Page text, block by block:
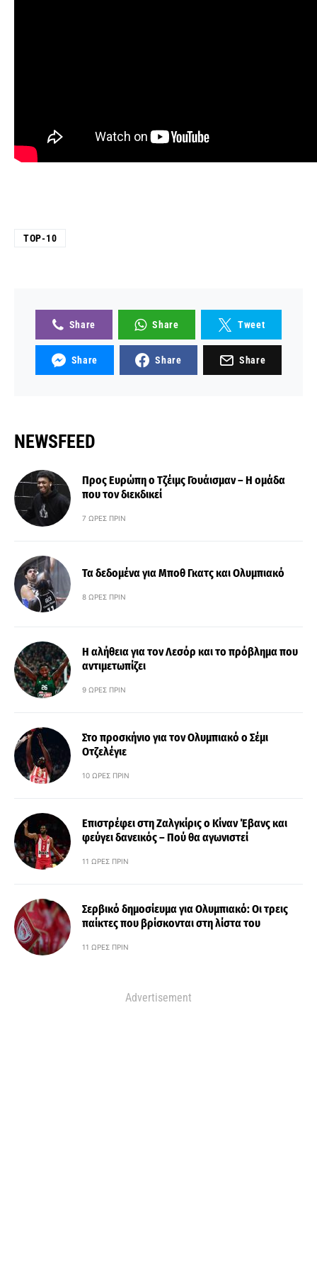
TOP-10
Share Share Tweet
Share Share Share
NEWSFEED
Προς Ευρώπη ο Τζέιμς Γουάισμαν – Η ομάδα
που τον διεκδικεί
7 ΏΡΕΣ ΠΡΙΝ
Τα δεδομένα για Μποθ Γκατς και Ολυμπιακό
8 ΏΡΕΣ ΠΡΙΝ
Η αλήθεια για τον Λεσόρ και το πρόβλημα που
αντιμετωπίζει
9 ΏΡΕΣ ΠΡΙΝ
Στο προσκήνιο για τον Ολυμπιακό ο Σέμι
Οτζελέγιε
10 ΏΡΕΣ ΠΡΙΝ
Επιστρέφει στη Ζαλγκίρις ο Κίναν Έβανς και
φεύγει δανεικός – Πού θα αγωνιστεί
11 ΏΡΕΣ ΠΡΙΝ
Σερβικό δημοσίευμα για Ολυμπιακό: Οι τρεις
παίκτες που βρίσκονται στη λίστα του
11 ΏΡΕΣ ΠΡΙΝ
Advertisement